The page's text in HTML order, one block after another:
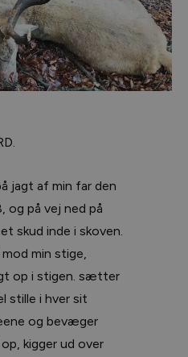
jagt af min far den
og på vej ned på
skud inde i skoven.
min stige,
op i stigen. sætter
stille i hver sit
og bevæger
kigger ud over